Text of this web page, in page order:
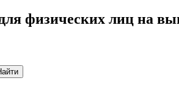
физических лиц на